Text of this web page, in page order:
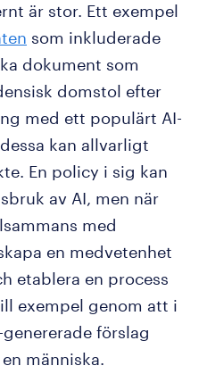
är stor. Ett exempel
som inkluderade
dokument som
domstol efter
med ett populärt AI-
kan allvarligt
En policy i sig kan
av AI, men när
med
en medvetenhet
etablera en process
exempel genom att i
förslag
människa.